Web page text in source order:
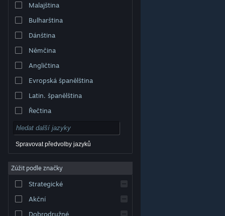
© Valve Corporation. Všechna práva vyhrazena.
příslušných subjektů v USA a dalších zemích.
Smlouva o užívání služby Steam
Cookies
Malajština
Bulharština
Dánština
Němčina
Angličtina
Evropská španělština
Latin. španělština
Řečtina
Spravovat předvolby jazyků
Zúžit podle značky
Strategické
Akční
Dobrodružné